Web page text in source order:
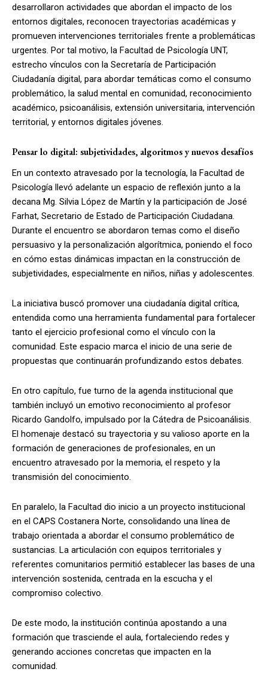
desarrollaron actividades que abordan el impacto de los
entornos digitales, reconocen trayectorias académicas y
promueven intervenciones territoriales frente a problemáticas
urgentes. Por tal motivo, la Facultad de Psicología UNT,
estrecho vínculos con la Secretaría de Participación
Ciudadanía digital, para abordar temáticas como el consumo
problemático, la salud mental en comunidad, reconocimiento
académico, psicoanálisis, extensión universitaria, intervención
territorial, y entornos digitales jóvenes.
Pensar lo digital: subjetividades, algoritmos y nuevos desafíos
En un contexto atravesado por la tecnología, la Facultad de
Psicología llevó adelante un espacio de reflexión junto a la
decana Mg. Silvia López de Martín y la participación de José
Farhat, Secretario de Estado de Participación Ciudadana.
Durante el encuentro se abordaron temas como el diseño
persuasivo y la personalización algorítmica, poniendo el foco
en cómo estas dinámicas impactan en la construcción de
subjetividades, especialmente en niños, niñas y adolescentes.
La iniciativa buscó promover una ciudadanía digital crítica,
entendida como una herramienta fundamental para fortalecer
tanto el ejercicio profesional como el vínculo con la
comunidad. Este espacio marca el inicio de una serie de
propuestas que continuarán profundizando estos debates.
En otro capítulo, fue turno de la agenda institucional que
también incluyó un emotivo reconocimiento al profesor
Ricardo Gandolfo, impulsado por la Cátedra de Psicoanálisis.
El homenaje destacó su trayectoria y su valioso aporte en la
formación de generaciones de profesionales, en un
encuentro atravesado por la memoria, el respeto y la
transmisión del conocimiento.
En paralelo, la Facultad dio inicio a un proyecto institucional
en el CAPS Costanera Norte, consolidando una línea de
trabajo orientada a abordar el consumo problemático de
sustancias. La articulación con equipos territoriales y
referentes comunitarios permitió establecer las bases de una
intervención sostenida, centrada en la escucha y el
compromiso colectivo.
De este modo, la institución continúa apostando a una
formación que trasciende el aula, fortaleciendo redes y
generando acciones concretas que impacten en la
comunidad.